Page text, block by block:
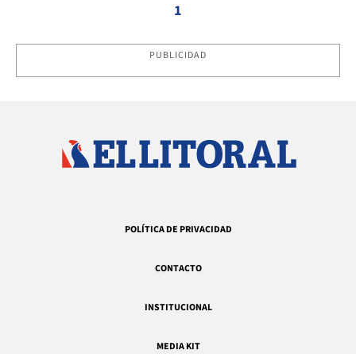
1
PUBLICIDAD
POLÍTICA DE PRIVACIDAD
CONTACTO
INSTITUCIONAL
MEDIA KIT